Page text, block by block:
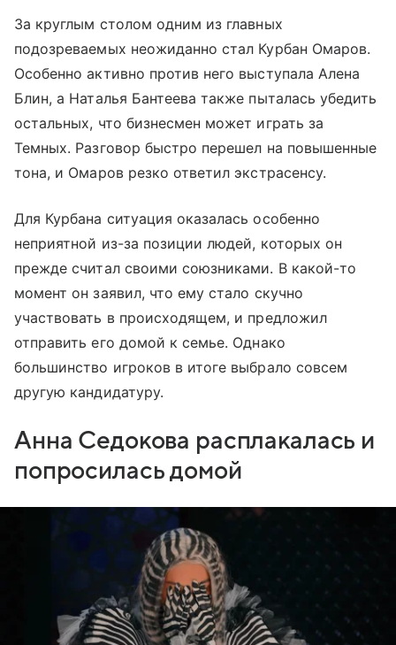
За круглым столом одним из главных
подозреваемых неожиданно стал Курбан Омаров.
Особенно активно против него выступала Алена
Блин, а Наталья Бантеева также пыталась убедить
остальных, что бизнесмен может играть за
Темных. Разговор быстро перешел на повышенные
тона, и Омаров резко ответил экстрасенсу.
Для Курбана ситуация оказалась особенно
неприятной из-за позиции людей, которых он
прежде считал своими союзниками. В какой-то
момент он заявил, что ему стало скучно
участвовать в происходящем, и предложил
отправить его домой к семье. Однако
большинство игроков в итоге выбрало совсем
другую кандидатуру.
Анна Седокова расплакалась и
попросилась домой